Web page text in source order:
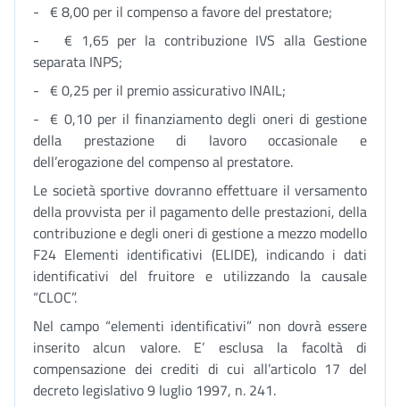
- € 8,00 per il compenso a favore del prestatore;
- € 1,65 per la contribuzione IVS alla Gestione
separata INPS;
- € 0,25 per il premio assicurativo INAIL;
- € 0,10 per il finanziamento degli oneri di gestione
della prestazione di lavoro occasionale e
dell’erogazione del compenso al prestatore.
Le società sportive dovranno effettuare il versamento
della provvista per il pagamento delle prestazioni, della
contribuzione e degli oneri di gestione a mezzo modello
F24 Elementi identificativi (ELIDE), indicando i dati
identificativi del fruitore e utilizzando la causale
“CLOC”.
Nel campo “elementi identificativi” non dovrà essere
inserito alcun valore. E’ esclusa la facoltà di
compensazione dei crediti di cui all’articolo 17 del
decreto legislativo 9 luglio 1997, n. 241.